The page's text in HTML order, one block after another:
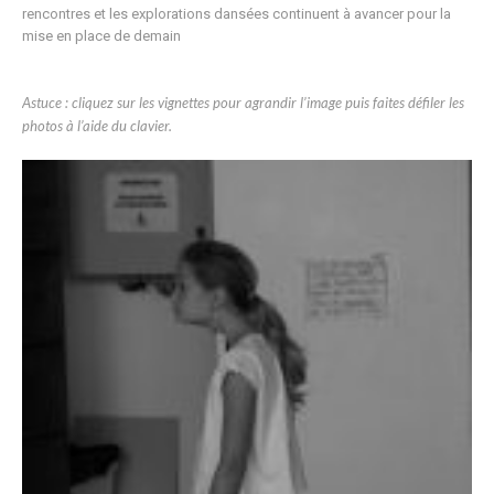
rencontres et les explorations dansées continuent à avancer pour la
mise en place de demain
Astuce : cliquez sur les vignettes pour agrandir l’image puis faites défiler les
photos à l’aide du clavier.